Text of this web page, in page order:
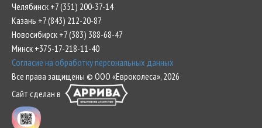
Челябинск +7 (351) 200-37-14
Казань +7 (843) 212-20-87
Новосибирск +7 (383) 388-68-47
Минск +375-17-218-11-40
Согласие на обработку персональных данных
Все права защищены © ООО «Евроколеса», 2026
Сайт сделан в